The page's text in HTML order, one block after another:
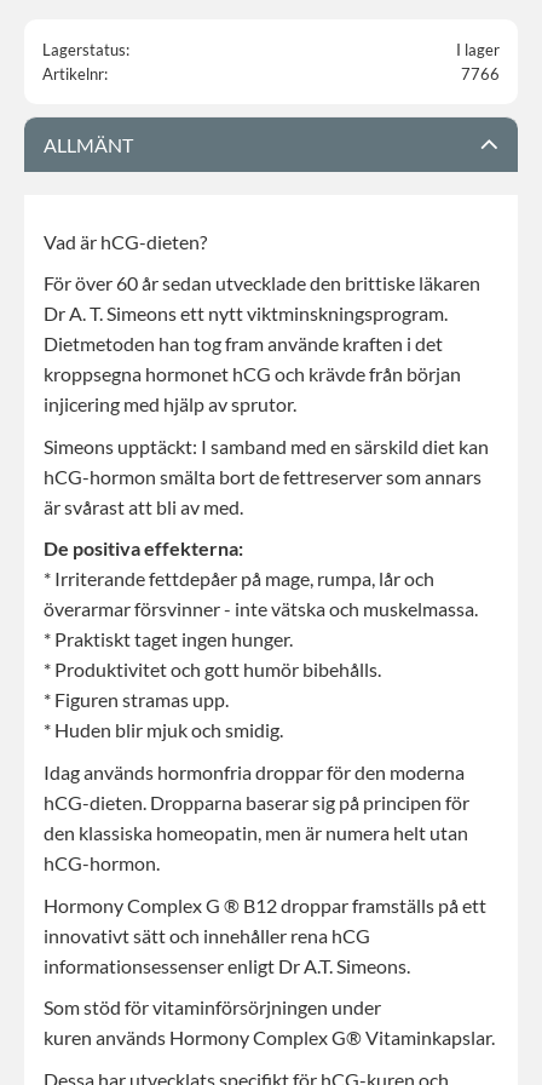
Lagerstatus
I lager
Artikelnr
7766
ALLMÄNT
Vad är hCG-dieten?
För över 60 år sedan utvecklade den brittiske läkaren
Dr A. T. Simeons ett nytt viktminskningsprogram.
Dietmetoden han tog fram använde kraften i det
kroppsegna hormonet hCG och krävde från början
injicering med hjälp av sprutor.
Simeons upptäckt: I samband med en särskild diet kan
hCG-hormon smälta bort de fettreserver som annars
är svårast att bli av med.
De positiva effekterna:
* Irriterande fettdepåer på mage, rumpa, lår och
överarmar försvinner - inte vätska och muskelmassa.
* Praktiskt taget ingen hunger.
* Produktivitet och gott humör bibehålls.
* Figuren stramas upp.
* Huden blir mjuk och smidig.
Idag används hormonfria droppar för den moderna
hCG-dieten. Dropparna baserar sig på principen för
den klassiska homeopatin, men är numera helt utan
hCG-hormon.
Hormony Complex G ® B12 droppar framställs på ett
innovativt sätt och innehåller rena hCG
informationsessenser enligt Dr A.T. Simeons.
Som stöd för vitaminförsörjningen under
kuren används Hormony Complex G® Vitaminkapslar.
Dessa har utvecklats specifikt för hCG-kuren och